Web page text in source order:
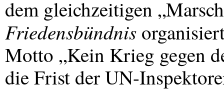
dem gleichzeitigen
Friedensbündnis
Motto „Kein Krieg gegen
die Frist der UN-